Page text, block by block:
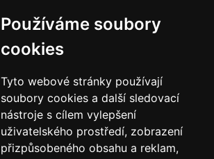
Používáme soubory
cookies
Tyto webové stránky používají
soubory cookies a další sledovací
nástroje s cílem vylepšení
uživatelského prostředí, zobrazení
přizpůsobeného obsahu a reklam,